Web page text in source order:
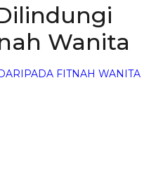
Wanita
FITNAH WANITA